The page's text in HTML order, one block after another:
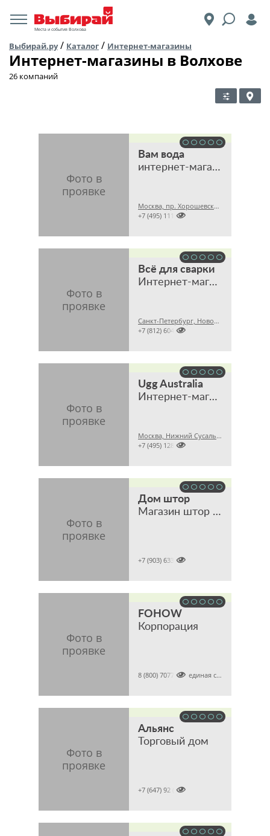
Места и события Волхова
Выбирай.ру/ Каталог / Интернет-магазины
Интернет-магазины в Волхове
26 компаний
Вам вода
интернет-магазин
Москва, пр. Хорошевский 2-й, 7 стр. 1А

+7 (495) 1115505
Всё для сварки
Интернет-магазин
Санкт-Петербург, Новочеркасский пр., 58

+7 (812) 6042743
Ugg Australia
Интернет-магазин
Москва, Нижний Сусальный пер., 5, стр. 17

+7 (495) 1283564
Дом штор
Магазин штор и тканей

+7 (903) 6337386
FOHOW
Корпорация

8 (800) 7077821 (единая справочная)
Альянс
Торговый дом

+7 (647) 92 (tel)